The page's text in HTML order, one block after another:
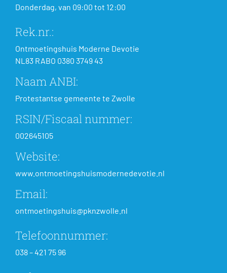
Donderdag, van 09:00 tot 12:00
Rek.nr.:
Ontmoetingshuis Moderne Devotie
NL83 RABO 0380 3749 43
Naam ANBI:
Protestantse gemeente te Zwolle
RSIN/Fiscaal nummer:
002645105
Website:
www.ontmoetingshuismodernedevotie.nl
Email:
ontmoetingshuis@pknzwolle.nl
Telefoonnummer:
038 – 421 75 96